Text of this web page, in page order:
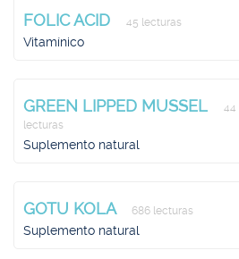
FOLIC ACID 45 lecturas
Vitamínico
GREEN LIPPED MUSSEL
44
lecturas
Suplemento natural
GOTU KOLA 686 lecturas
Suplemento natural